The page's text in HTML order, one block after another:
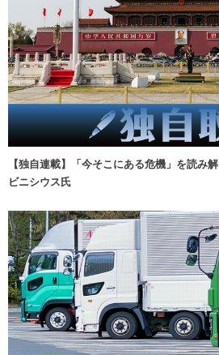
【独自連載】「今そこにある危機」を読み
ビニシウス氏